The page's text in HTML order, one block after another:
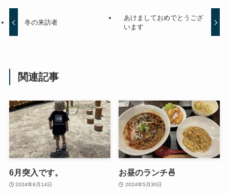
冬の来訪者
あけましておめでとうござ
います
関連記事
6月突入です。
2024年6月14日
お昼のランチ🍜
2024年5月30日